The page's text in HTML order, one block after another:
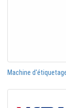
Machine